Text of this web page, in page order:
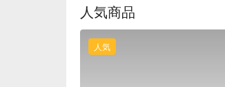
ら、美景もお楽しみいただけ
人気商品
人気